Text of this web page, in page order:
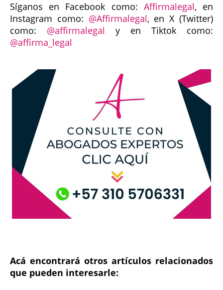
Síganos en Facebook como: Affirmalegal, en
Instagram como: @Affirmalegal, en X (Twitter)
como: @affirmalegal y en Tiktok como:
@affirma_legal
Acá encontrará otros artículos relacionados
que pueden interesarle: